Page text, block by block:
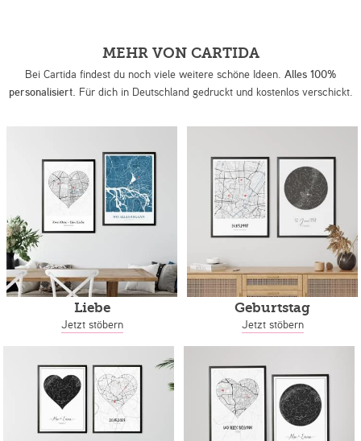
MEHR VON CARTIDA
Bei Cartida findest du noch viele weitere schöne Ideen. Alles 100%
personalisiert. Für dich in Deutschland gedruckt und kostenlos verschickt.
Liebe
Jetzt stöbern
Geburtstag
Jetzt stöbern